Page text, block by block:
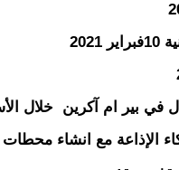
في بير ام آكرين خلال
الإذاعة مع انشاء